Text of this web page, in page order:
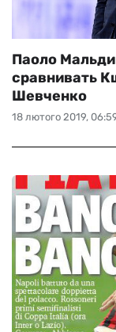
18 лютого 2019,
Паоло
сравнивать
Шевченко